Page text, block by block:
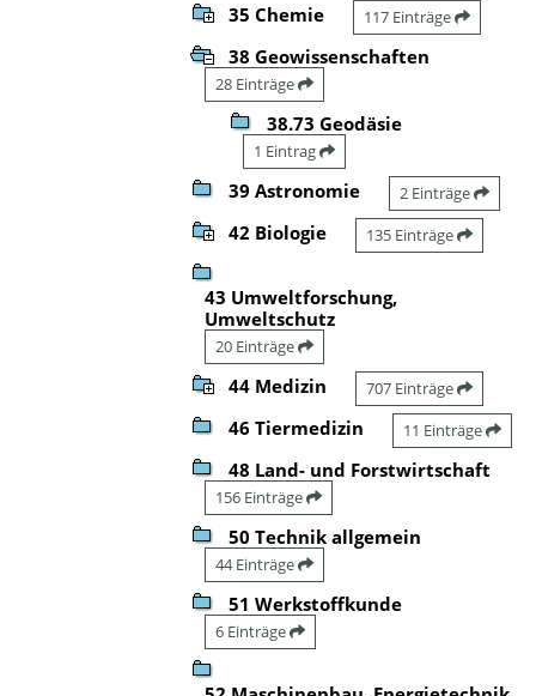
35 Chemie 117 Einträge
38 Geowissenschaften
28 Einträge
38.73 Geodäsie
1 Eintrag
39 Astronomie 2 Einträge
42 Biologie 135 Einträge
43 Umweltforschung,
Umweltschutz
20 Einträge
44 Medizin 707 Einträge
46 Tiermedizin 11 Einträge
48 Land- und Forstwirtschaft
156 Einträge
50 Technik allgemein
44 Einträge
51 Werkstoffkunde
6 Einträge